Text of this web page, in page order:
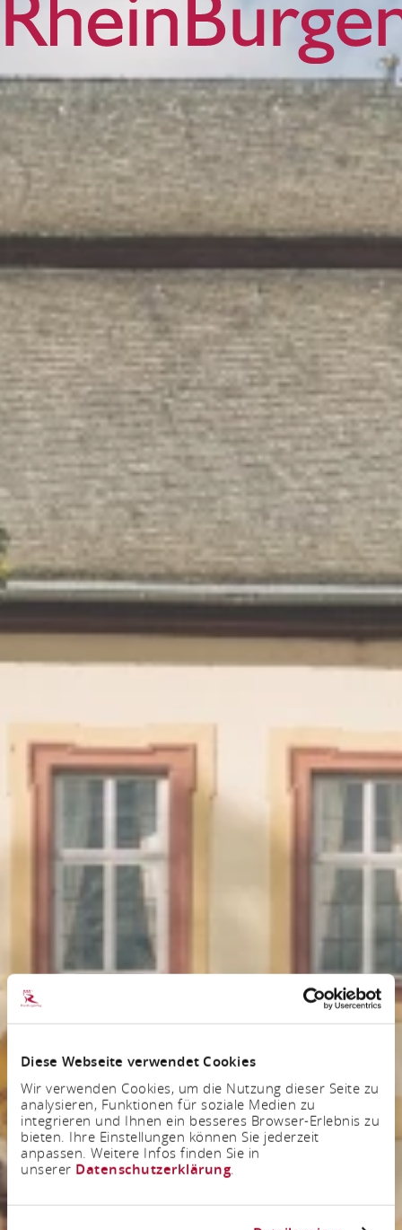
Diese Webseite verwendet Cookies
Wir verwenden Cookies, um die Nutzung dieser Seite zu
analysieren, Funktionen für soziale Medien zu
integrieren und Ihnen ein besseres Browser-Erlebnis zu
bieten. Ihre Einstellungen können Sie jederzeit
anpassen. Weitere Infos finden Sie in
unserer Datenschutzerklärung.